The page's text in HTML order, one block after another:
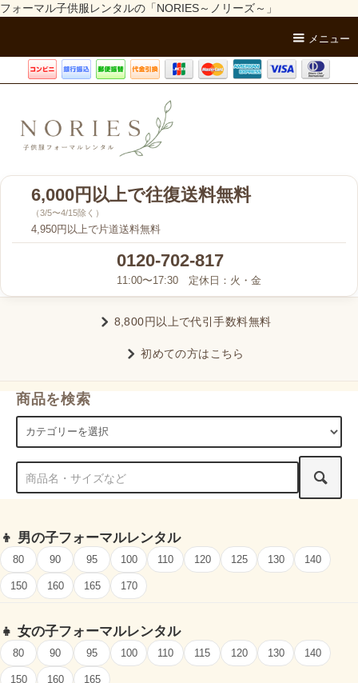
フォーマル子供服レンタルの「NORIES～ノリーズ～」
メニュー
6,000円以上で往復送料無料
（3/5〜4/15除く）
4,950円以上で片道送料無料
0120-702-817
11:00〜17:30 定休日：火・金
8,800円以上で代引手数料無料
初めての方はこちら
商品を検索
👦 男の子フォーマルレンタル
80 90 95 100 110 120 125 130 140
150 160 165 170
👧 女の子フォーマルレンタル
80 90 95 100 110 115 120 130 140
150 160 165